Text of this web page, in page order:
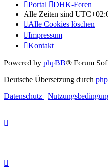
Portal
DHK-Foren
Alle Zeiten sind
Alle Cookies löschen
Impressum
Kontakt
Powered by phpBB® Forum
Deutsche Übersetzung durch
Datenschutz |